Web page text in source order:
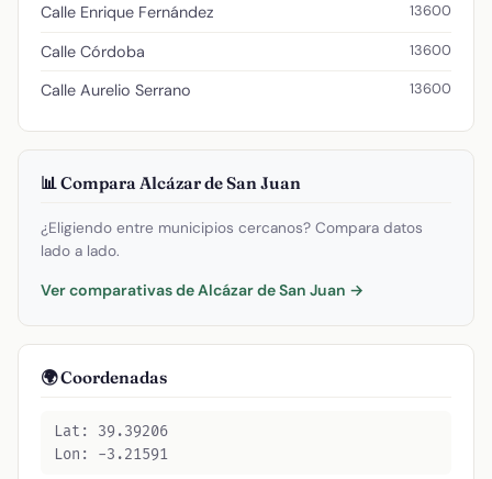
Calle Enrique Fernández 13600
Calle Córdoba 13600
Calle Aurelio Serrano 13600
📊 Compara Alcázar de San Juan
¿Eligiendo entre municipios cercanos? Compara datos
lado a lado.
Ver comparativas de Alcázar de San Juan →
🌍 Coordenadas
Lat: 39.39206
Lon: -3.21591